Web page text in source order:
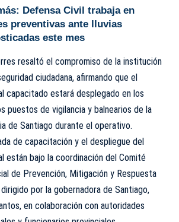
Defensa Civil trabaja en
preventivas ante lluvias
este mes
resaltó el compromiso de la institución
ciudadana, afirmando que el
capacitado estará desplegado en los
puestos de vigilancia y balnearios de la
de Santiago durante el operativo.
de capacitación y el despliegue del
están bajo la coordinación del Comité
de Prevención, Mitigación y Respuesta
por la gobernadora de Santiago,
en colaboración con autoridades